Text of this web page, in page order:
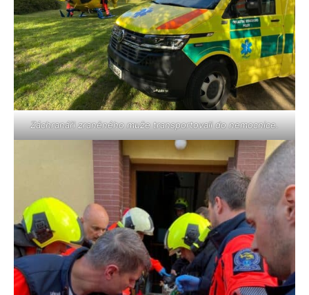
Záchranáři zraněného muže transportovali do nemocnice.